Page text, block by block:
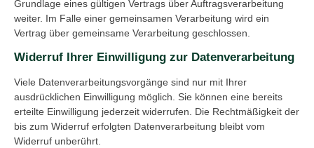
Grundlage eines gültigen Vertrags über Auftragsverarbeitung
weiter. Im Falle einer gemeinsamen Verarbeitung wird ein
Vertrag über gemeinsame Verarbeitung geschlossen.
Widerruf Ihrer Einwilligung zur Datenverarbeitung
Viele Datenverarbeitungsvorgänge sind nur mit Ihrer
ausdrücklichen Einwilligung möglich. Sie können eine bereits
erteilte Einwilligung jederzeit widerrufen. Die Rechtmäßigkeit der
bis zum Widerruf erfolgten Datenverarbeitung bleibt vom
Widerruf unberührt.